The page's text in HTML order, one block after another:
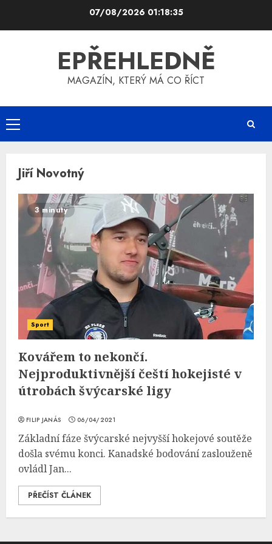
07/08/2026 01:18:35
EPŘEHLEDNĚ
MAGAZÍN, KTERÝ MÁ CO ŘÍCT
Primary
Menu
Jiří Novotný
3 minuty
Sport
Kovářem to nekončí.
Nejproduktivnější čeští hokejisté v
útrobách švýcarské ligy
FILIP JANÁS 06/04/2021
Základní fáze švýcarské nejvyšší hokejové soutěže
došla svému konci. Kanadské bodování zaslouženě
ovládl Jan...
PŘEČÍST ČLÁNEK